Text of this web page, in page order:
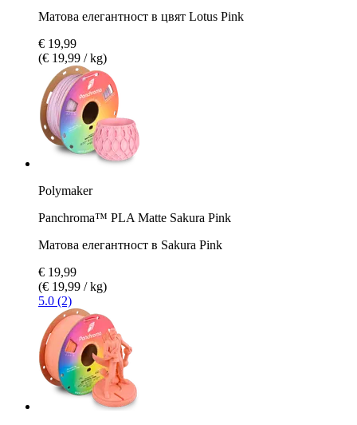
Матова елегантност в цвят Lotus Pink
€ 19,99
(€ 19,99 / kg)
Polymaker
Panchroma™ PLA Matte Sakura Pink
Матова елегантност в Sakura Pink
€ 19,99
(€ 19,99 / kg)
5.0 (2)